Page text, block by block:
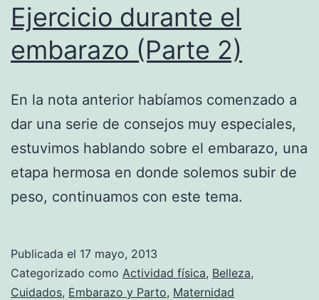
Ejercicio durante el
embarazo (Parte 2)
En la nota anterior habíamos comenzado a
dar una serie de consejos muy especiales,
estuvimos hablando sobre el embarazo, una
etapa hermosa en donde solemos subir de
peso, continuamos con este tema.
Publicada el 17 mayo, 2013
Categorizado como Actividad física, Belleza,
Cuidados, Embarazo y Parto, Maternidad